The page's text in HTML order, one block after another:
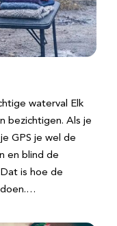
waterval Elk
bezichtigen. Als je
GPS je wel de
en blind de
is hoe de